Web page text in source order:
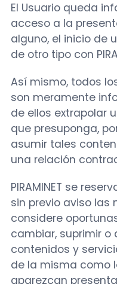
El Usuario queda
acceso a la
alguno, el inicio de
de otro tipo con
Así mismo, todos
son meramente
de ellos extrapolar
que presuponga,
asumir tales
una relación
PIRAMINET se
sin previo aviso las
considere
cambiar, suprimir o
contenidos y
de la misma como
aparezcan